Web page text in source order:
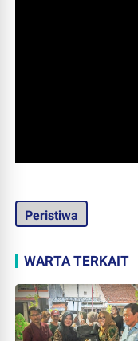
Peristiwa
WARTA TERKAIT